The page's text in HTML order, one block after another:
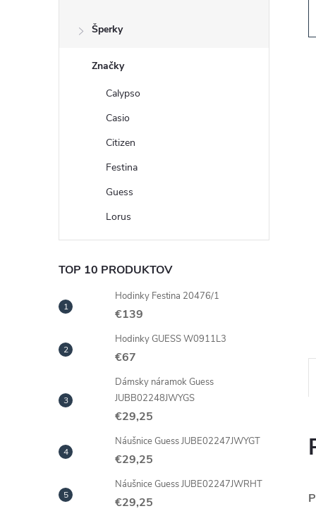
Šperky
Značky
Calypso
Casio
Citizen
Festina
Guess
Lorus
TOP 10 PRODUKTOV
Hodinky Festina 20476/1
€139
Hodinky GUESS W0911L3
€67
Dámsky náramok Guess
JUBB02248JWYGS
€29,25
Náušnice Guess JUBE02247JWYGT
€29,25
Náušnice Guess JUBE02247JWRHT
€29,25